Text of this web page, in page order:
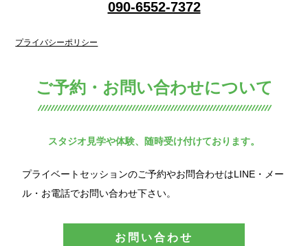
090-6552-7372
プライバシーポリシー
ご予約・お問い合わせについて
スタジオ見学や体験、随時受け付けております。
プライベートセッションのご予約やお問合わせはLINE・メー
ル・お電話でお問い合わせ下さい。
お問い合わせ